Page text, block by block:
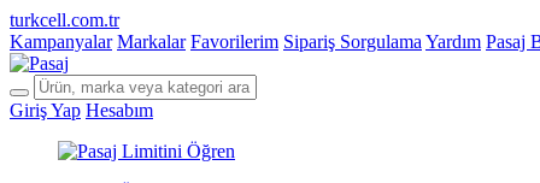
turkcell.com.tr
Kampanyalar Markalar Favorilerim Sipariş Sorgulama Yardım Pasaj
Giriş Yap Hesabım